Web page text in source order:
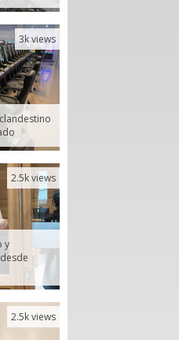
3k views
y
2.5k views
2.5k views